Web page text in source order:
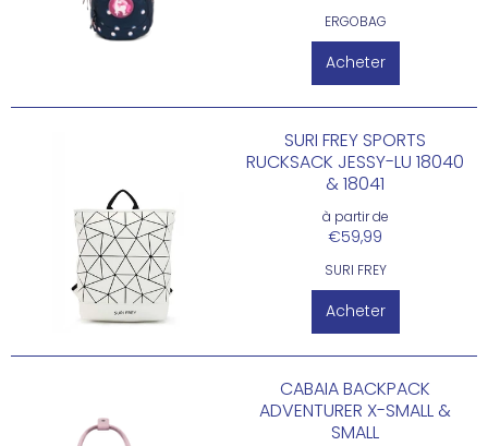
ERGOBAG
Acheter
SURI FREY SPORTS
RUCKSACK JESSY-LU 18040
& 18041
à partir de
€59,99
SURI FREY
Acheter
CABAIA BACKPACK
ADVENTURER X-SMALL &
SMALL